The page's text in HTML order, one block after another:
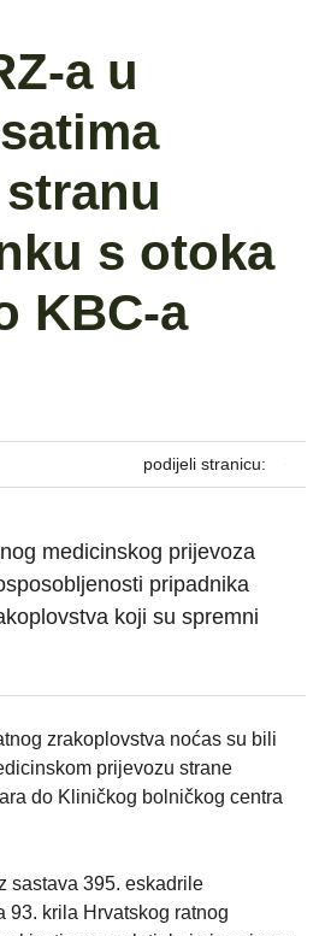
a u
s otoka
KBC-a
podijeli stranicu:
medicinskog prijevoza
pripadnika
koji su spremni
zrakoplovstva noćas su bili
prijevozu strane
do Kliničkog bolničkog centra
sastava 395. eskadrile
93. krila Hrvatskog ratnog